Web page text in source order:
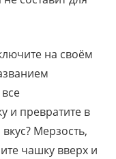
на своём
и превратите в
Мерзость,
чашку вверх и